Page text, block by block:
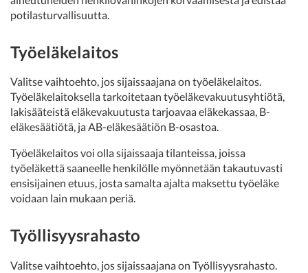
potilasturvallisuutta.
Työeläkelaitos
Valitse vaihtoehto, jos sijaissaajana on työeläkelaitos.
Työeläkelaitoksella tarkoitetaan työeläkevakuutusyhtiötä,
lakisääteistä eläkevakuutusta tarjoavaa eläkekassaa, B-
eläkesäätiötä, ja AB-eläkesäätiön B-osastoa.
Työeläkelaitos voi olla sijaissaaja tilanteissa, joissa
työeläkettä saaneelle henkilölle myönnetään takautuvasti
ensisijainen etuus, josta samalta ajalta maksettu työeläke
voidaan lain mukaan periä.
Työllisyysrahasto
Valitse vaihtoehto, jos sijaissaajana on Työllisyysrahasto.